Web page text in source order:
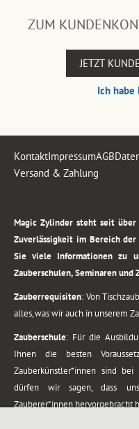
ZUM
JETZT
Ich
KontaktImpressumAGB
Versand & Zahlung
Magic Zylinder steht seit
Zuverlässigkeit im Bereich
Sie viele Informationen zu
Zauberschulen, Seminaren und
Zauberrequisiten: Von
alles, was wir auch in unserem
Zauberschule: Für die
Ihnen die besten
Zauberkünstler*innen sind
dürfen wir sagen, dass
Zauberer*innen hervorgebracht